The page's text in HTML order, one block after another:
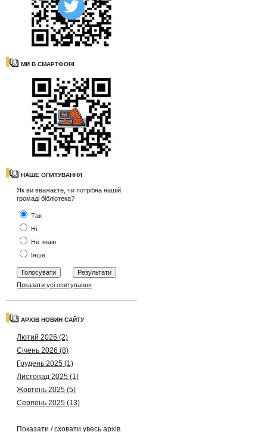
МИ В СМАРТФОНІ
НАШЕ ОПИТУВАННЯ
Як ви вважаєте, чи потрібна нашій
громаді бібліотека?
Так
Ні
Не знаю
Інше
Показати усі опитування
АРХІВ НОВИН САЙТУ
Лютий 2026 (2)
Січень 2026 (8)
Грудень 2025 (1)
Листопад 2025 (1)
Жовтень 2025 (5)
Серпень 2025 (13)
Показати / сховати увесь архів